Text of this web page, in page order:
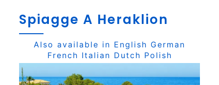
Spiagge A Heraklion
Also available in English German
French Italian Dutch Polish